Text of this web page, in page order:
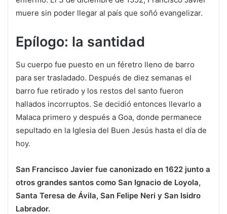
muere sin poder llegar al país que soñó evangelizar.
Epílogo: la santidad
Su cuerpo fue puesto en un féretro lleno de barro
para ser trasladado. Después de diez semanas el
barro fue retirado y los restos del santo fueron
hallados incorruptos. Se decidió entonces llevarlo a
Malaca primero y después a Goa, donde permanece
sepultado en la Iglesia del Buen Jesús hasta el día de
hoy.
San Francisco Javier fue canonizado en 1622 junto a
otros grandes santos como San Ignacio de Loyola,
Santa Teresa de Ávila, San Felipe Neri y San Isidro
Labrador.